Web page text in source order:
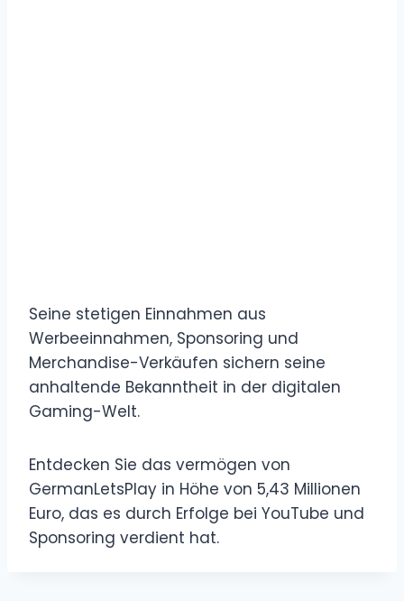
Seine stetigen Einnahmen aus
Werbeeinnahmen, Sponsoring und
Merchandise-Verkäufen sichern seine
anhaltende Bekanntheit in der digitalen
Gaming-Welt.
Entdecken Sie das vermögen von
GermanLetsPlay in Höhe von 5,43 Millionen
Euro, das es durch Erfolge bei YouTube und
Sponsoring verdient hat.